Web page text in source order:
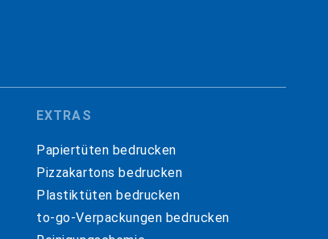
EXTRAS
Papiertüten bedrucken
Pizzakartons bedrucken
Plastiktüten bedrucken
to-go-Verpackungen bedrucken